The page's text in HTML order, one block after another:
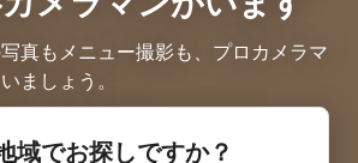
真もメニュー撮影も、プロカメラマ
ましょう。
域でお探しですか？